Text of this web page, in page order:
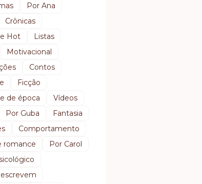
Por Ana
Crônicas
Hot
Listas
Motivacional
Contos
Ficção
de época
Vídeos
Por Guba
Fantasia
Comportamento
romance
Por Carol